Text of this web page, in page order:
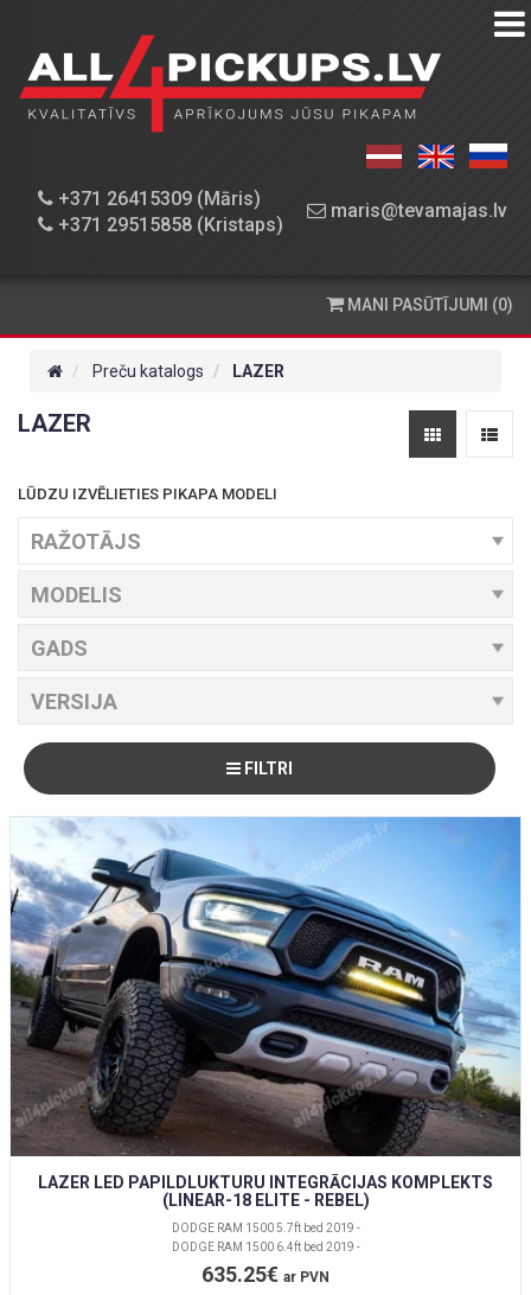
+371 26415309 (Māris)
+371 29515858 (Kristaps)
maris@tevamajas.lv
PREČU
KATALOGS
PIEGĀDE
KONTAKTINFORMĀCIJA
MANI PASŪTĪJUMI (0)
Preču katalogs LAZER
LAZER
LŪDZU IZVĒLIETIES PIKAPA MODELI
FILTRI
LAZER LED PAPILDLUKTURU INTEGRĀCIJAS KOMPLEKTS
(LINEAR-18 ELITE - REBEL)
DODGE RAM 1500 5.7ft bed 2019 -
DODGE RAM 1500 6.4ft bed 2019 -
635.25€ ar PVN